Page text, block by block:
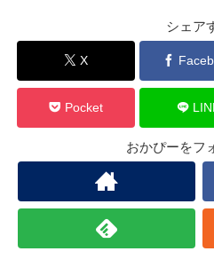
シェア
X
Pocket
おかぴーをフ